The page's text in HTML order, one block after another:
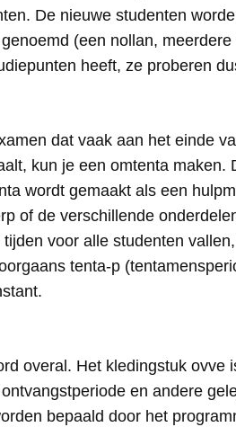
De nieuwe studenten
(een nollan,
heeft, ze proberen
dat vaak aan het einde
kun je een omtenta maken.
wordt gemaakt als een
of de verschillende
voor alle studenten
tenta-p
overal. Het kledingstuk ovve
en andere
bepaald door het